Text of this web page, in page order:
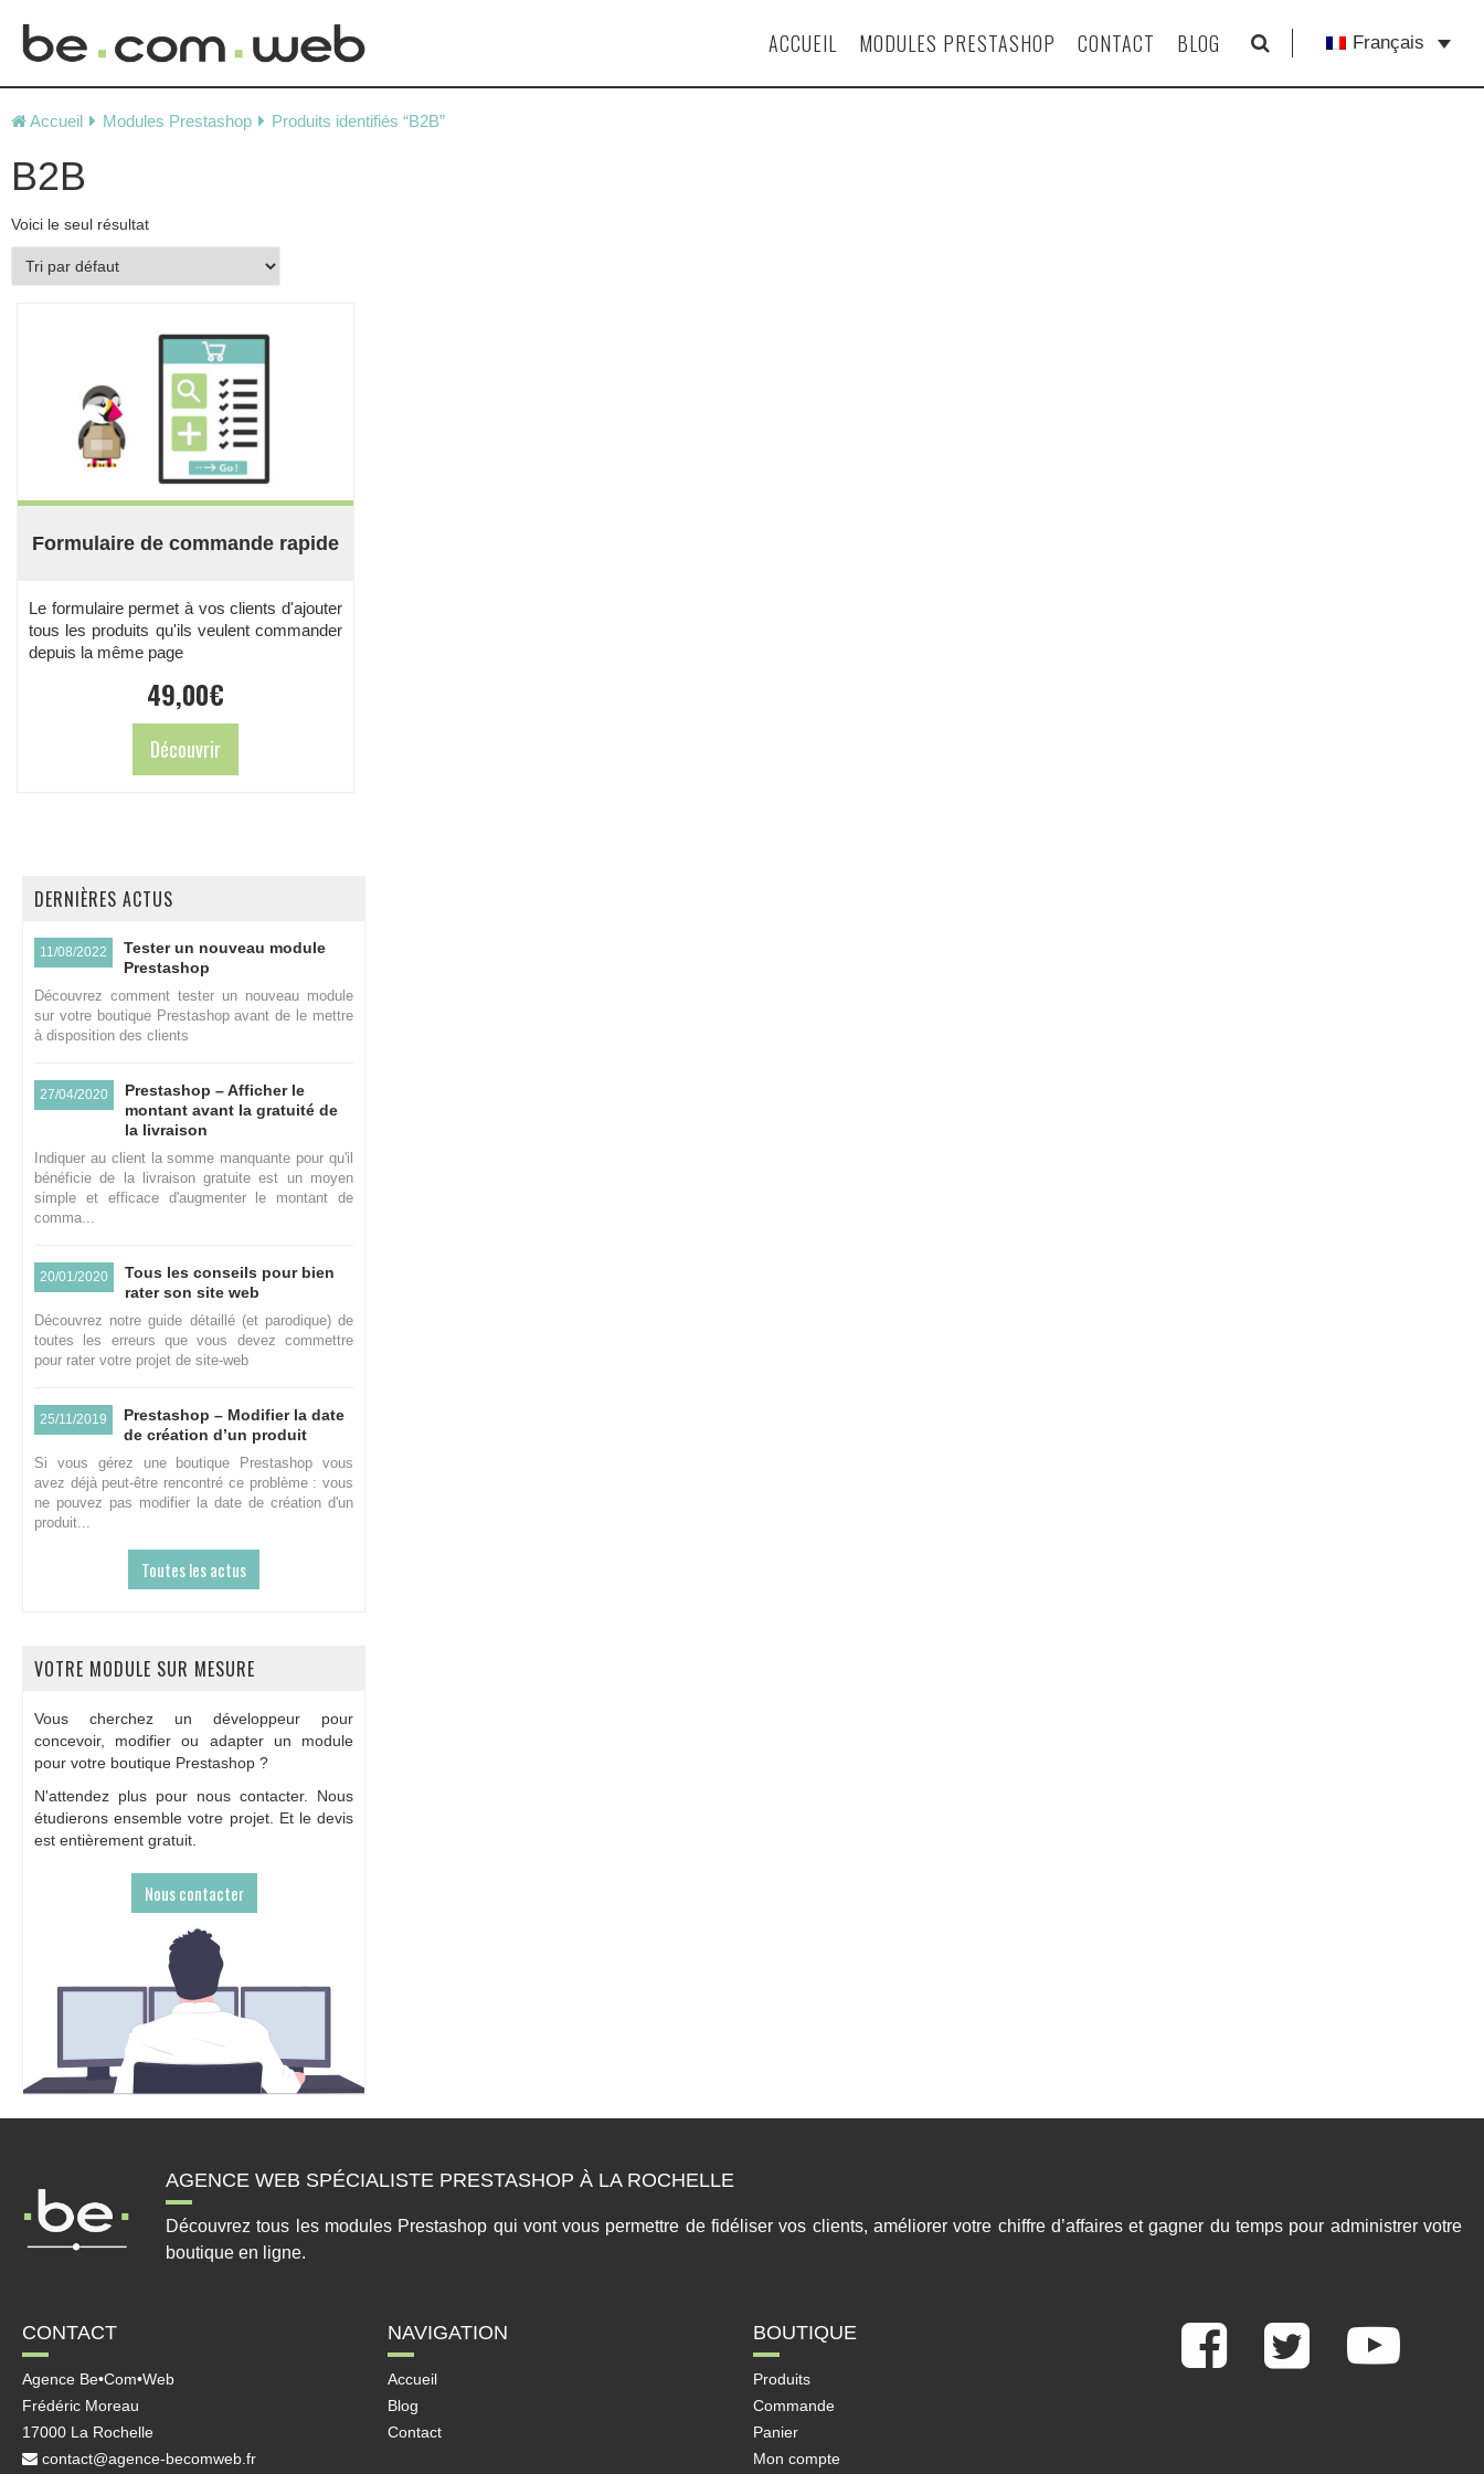
to
ACCUEIL MODULES PRESTASHOP CONTACT BLOG Français
Accueil Modules Prestashop Produits identifiés “B2B”
B2B
Voici le seul résultat
Formulaire de commande rapide
Le formulaire permet à vos clients d'ajouter
tous les produits qu'ils veulent commander
depuis la même page
49,00€
Découvrir
DERNIÈRES ACTUS
11/08/2022
Tester un nouveau module
Prestashop
Découvrez comment tester un nouveau module
sur votre boutique Prestashop avant de le mettre
à disposition des clients
27/04/2020
Prestashop – Afficher le
montant avant la gratuité de
la livraison
Indiquer au client la somme manquante pour qu'il
bénéficie de la livraison gratuite est un moyen
simple et efficace d'augmenter le montant de
comma...
20/01/2020
Tous les conseils pour bien
rater son site web
Découvrez notre guide détaillé (et parodique) de
toutes les erreurs que vous devez commettre
pour rater votre projet de site-web
25/11/2019
Prestashop – Modifier la date
de création d’un produit
Si vous gérez une boutique Prestashop vous
avez déjà peut-être rencontré ce problème : vous
ne pouvez pas modifier la date de création d'un
produit...
Toutes les actus
VOTRE MODULE SUR MESURE
Vous cherchez un développeur pour
concevoir, modifier ou adapter un module
pour votre boutique Prestashop ?
N'attendez plus pour nous contacter. Nous
étudierons ensemble votre projet. Et le devis
est entièrement gratuit.
Nous contacter
AGENCE WEB SPÉCIALISTE PRESTASHOP À LA ROCHELLE
Découvrez tous les modules Prestashop qui vont vous permettre de fidéliser vos clients, améliorer votre chiffre d’affaires et gagner du temps pour administrer votre
boutique en ligne.
CONTACT
Agence Be•Com•Web
Frédéric Moreau
17000 La Rochelle
contact@agence-becomweb.fr
NAVIGATION
Accueil
Blog
Contact
BOUTIQUE
Produits
Commande
Panier
Mon compte